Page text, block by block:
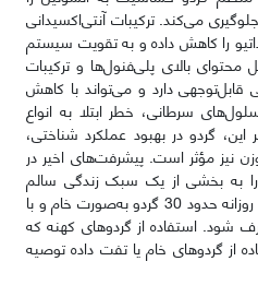
افزایش داده و از بروز دیابت نوع ۲ جلوگیری می‌کند. ترکیبات آنتی‌اکسیدانی
را کاهش داده و به تقویت سیستم
بالای پلی‌فنول‌ها و ترکیبات
دارد و می‌تواند با کاهش
سرطانی، خطر ابتلا به انواع
گردو در بهبود عملکرد شناختی،
نیز مؤثر است. پیشرفت‌های اخیر در
به بخشی از یک سبک زندگی سالم
تبدیل کرده است. توصیه می‌شود روزانه حدود 30 گردو به‌صورت خام و با
استفاده از گردوهای کهنه که
از گردوهای خام یا تفت داده توصیه